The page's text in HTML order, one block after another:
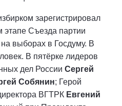
зарегистрировал
Съезда партии
выборах в Госдуму. В
В пятёрке лидеров
дел России Сергей
Собянин; Герой
ВГТРК Евгений